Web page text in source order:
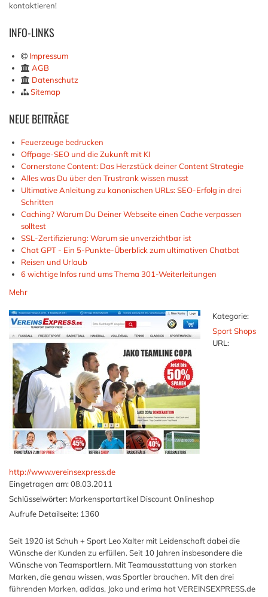
kontaktieren!
INFO-LINKS
Impressum
AGB
Datenschutz
Sitemap
NEUEBEITRÄGE
Feuerzeuge bedrucken
Offpage-SEO und die Zukunft mit KI
Cornerstone Content: Das Herzstück deiner Content Strategie
Alles was Du über den Trustrank wissen musst
Ultimative Anleitung zu kanonischen URLs: SEO-Erfolg in drei
Schritten
Caching? Warum Du Deiner Webseite einen Cache verpassen
solltest
SSL-Zertifizierung: Warum sie unverzichtbar ist
Chat GPT - Ein 5-Punkte-Überblick zum ultimativen Chatbot
Reisen und Urlaub
6 wichtige Infos rund ums Thema 301-Weiterleitungen
Mehr
Kategorie:
Sport Shops
URL:
http://www.vereinsexpress.de
Eingetragen am: 08.03.2011
Schlüsselwörter: Markensportartikel Discount Onlineshop
Aufrufe Detailseite: 1360
Seit 1920 ist Schuh + Sport Leo Xalter mit Leidenschaft dabei die
Wünsche der Kunden zu erfüllen. Seit 10 Jahren insbesondere die
Wünsche von Teamsportlern. Mit Teamausstattung von starken
Marken, die genau wissen, was Sportler brauchen. Mit den drei
führenden Marken, adidas, Jako und erima hat VEREINSEXPRESS.de